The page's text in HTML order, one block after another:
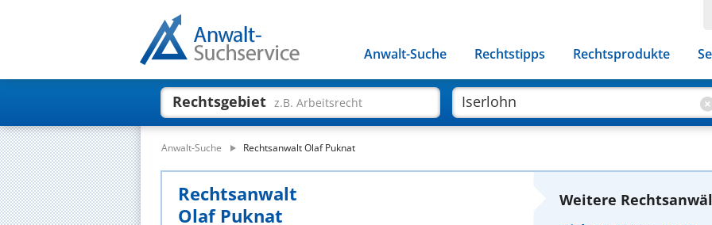
Anwalt-Suche Rechtstipps Rechtsprodukte
Rechtsgebiet z.B. Arbeitsrecht
Anwalt-Suche Rechtsanwalt Olaf Puknat
Rechtsanwalt
Olaf Puknat
Weitere